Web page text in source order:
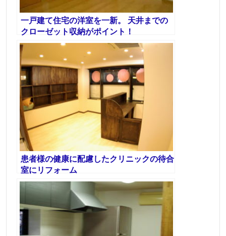
一戸建て住宅の洋室を一新。 天井までの
クローゼット収納がポイント！
患者様の健康に配慮したクリニックの待合
室にリフォーム